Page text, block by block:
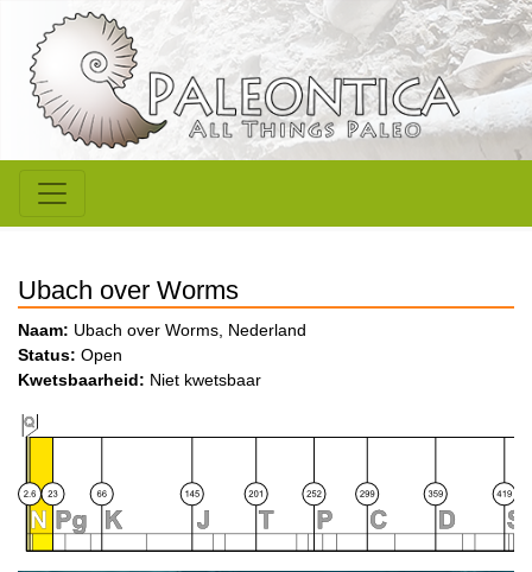
Ubach over Worms
Naam: Ubach over Worms, Nederland
Status: Open
Kwetsbaarheid: Niet kwetsbaar